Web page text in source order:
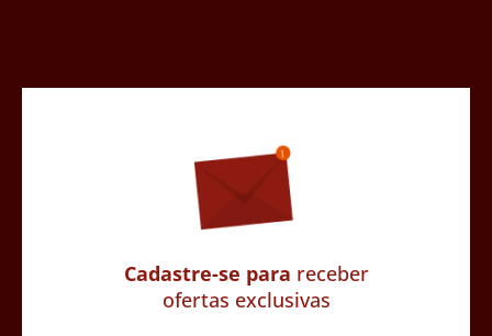
Cadastre-se para receber
ofertas exclusivas